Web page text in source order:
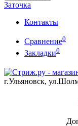
Заточка
Контакты
Сравнение0
Закладки0
г.Ульяновск,